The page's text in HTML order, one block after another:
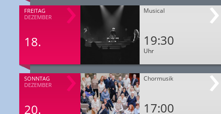
FREITAG
DEZEMBER
18.
Musical
19:30
Uhr
SONNTAG
DEZEMBER
20.
Chormusik
17:00